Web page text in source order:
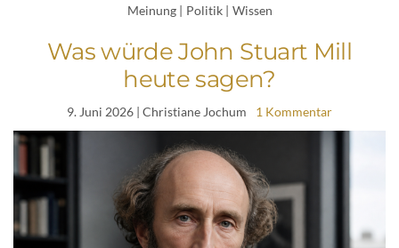
Meinung | Politik | Wissen
Was würde John Stuart Mill
heute sagen?
9. Juni 2026 | Christiane Jochum 1 Kommentar